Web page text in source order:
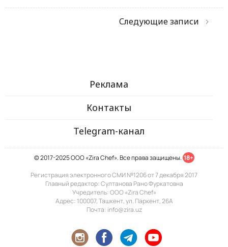
Следующие записи
Реклама
Контакты
Telegram-канал
© 2017-2025 ООО «Zira Chef». Все права защищены. 18+
Регистрация электронного СМИ №1206 от 7 декабря 2017
Главный редактор: Султанова Рано Фуркатовна
Учредитель: ООО «Zira Chef»
Адрес: 100007, Ташкент, ул. Паркент, 26А
Почта: info@zira.uz